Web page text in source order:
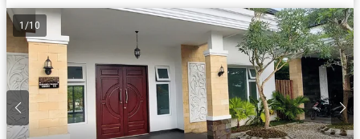
1 /10